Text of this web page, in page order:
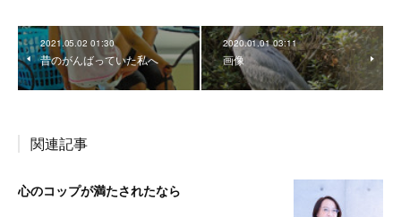
2021.05.02 01:30
昔のがんばっていた私へ
2020.01.01 03:11
画像
関連記事
心のコップが満たされたなら